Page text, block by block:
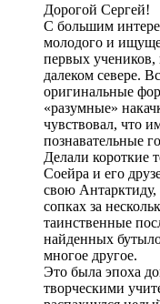
Дорогой Сергей!
С большим
молодого и
первых учеников,
далеком севере.
оригинальные
«разумные»
чувствовал, что
познавательные
Делали короткие
Соейра и его
свою
сопках за
таинственные
найденных
многое другое.
Это была эпоха
творческими